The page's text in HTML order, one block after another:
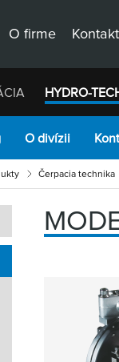
O firme
HYDRO-
O divízii
Čerpacia technika